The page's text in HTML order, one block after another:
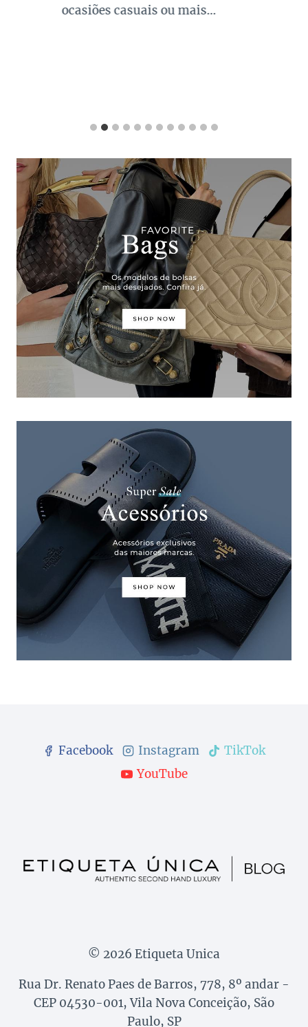
ocasiões casuais ou mais…
Facebook Instagram
TikTok
YouTube
© 2026 Etiqueta Unica
Rua Dr. Renato Paes de Barros, 778, 8º andar -
CEP 04530-001, Vila Nova Conceição, São
Paulo, SP